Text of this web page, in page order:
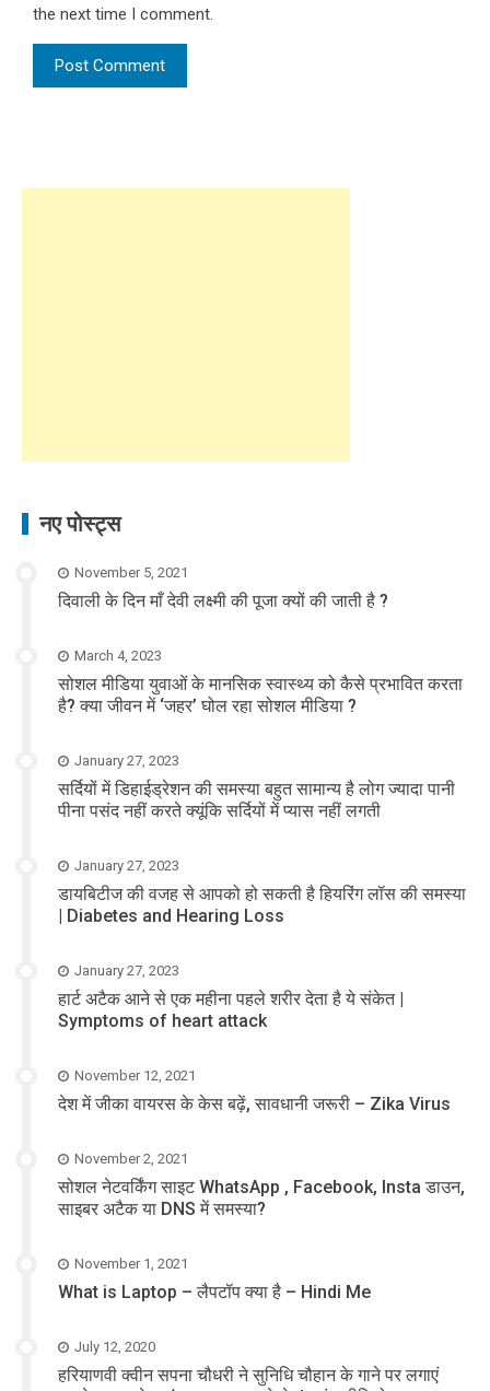
the next time I comment.
नए पोस्ट्स
November 5, 2021
दिवाली के दिन माँ देवी लक्ष्मी की पूजा क्यों की जाती है ?
March 4, 2023
सोशल मीडिया युवाओं के मानसिक स्वास्थ्य को कैसे प्रभावित करता
है? क्या जीवन में ‘जहर’ घोल रहा सोशल मीडिया ?
January 27, 2023
सर्दियों में डिहाईड्रेशन की समस्या बहुत सामान्य है लोग ज्यादा पानी
पीना पसंद नहीं करते क्यूंकि सर्दियों में प्यास नहीं लगती
January 27, 2023
डायबिटीज की वजह से आपको हो सकती है हियरिंग लॉस की समस्या
| Diabetes and Hearing Loss
January 27, 2023
हार्ट अटैक आने से एक महीना पहले शरीर देता है ये संकेत |
Symptoms of heart attack
November 12, 2021
देश में जीका वायरस के केस बढ़ें, सावधानी जरूरी – Zika Virus
November 2, 2021
सोशल नेटवर्किंग साइट WhatsApp , Facebook, Insta डाउन,
साइबर अटैक या DNS में समस्या?
November 1, 2021
What is Laptop – लैपटॉप क्या है – Hindi Me
July 12, 2020
हरियाणवी क्वीन सपना चौधरी ने सुनिधि चौहान के गाने पर लगाएं